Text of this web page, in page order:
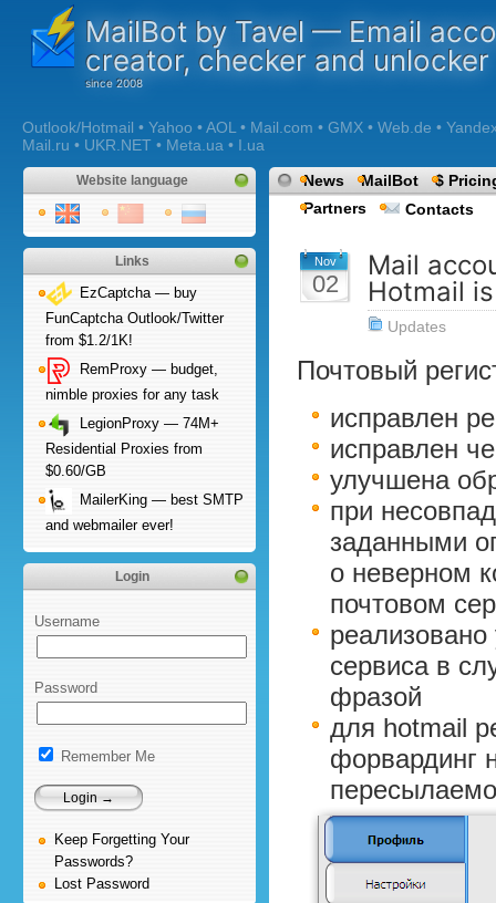
MailBot by Tavel — Email
creator, checker and unlocker
Outlook/Hotmail • Yahoo • AOL • Mail.com • GMX • Web.de •
Mail.ru • UKR.NET • Meta.ua • I.ua
Website language
Links
EzCaptcha — buy
FunCaptcha Outlook/Twitter
from $1.2/1K!
RemProxy — budget,
nimble proxies for any task
LegionProxy — 74M+
Residential Proxies from
$0.60/GB
MailerKing — best SMTP
and webmailer ever!
Login
Username
Password
Remember Me
Keep Forgetting Your
Passwords?
Lost Password
News MailBot
$
Partners
Contacts
Nov
02
Mail
Hotmail
Updates
Почтовый
исправлен
исправлен
улучшена
при
заданными
о неверном
почтовом
сервиса в
фразой
для hotmail
форвардинг